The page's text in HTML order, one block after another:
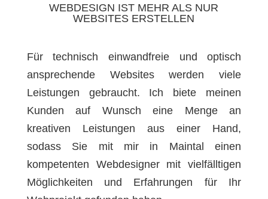
WEBDESIGN IST MEHR ALS NUR
WEBSITES ERSTELLEN
Für technisch einwandfreie und optisch
ansprechende Websites werden viele
Leistungen gebraucht. Ich biete meinen
Kunden auf Wunsch eine Menge an
kreativen Leistungen aus einer Hand,
sodass Sie mit mir in Maintal einen
kompetenten Webdesigner mit vielfälltigen
Möglichkeiten und Erfahrungen für Ihr